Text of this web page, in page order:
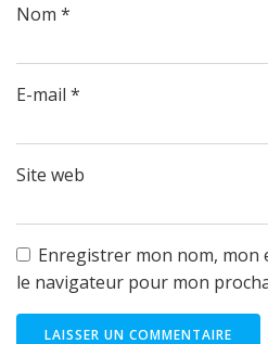
Nom *
E-mail *
Site web
Enregistrer mon nom, mon
le navigateur pour mon